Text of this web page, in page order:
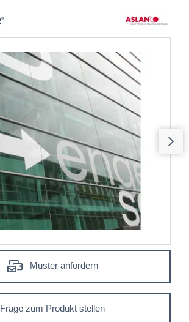
Muster anfordern
Frage zum Produkt stellen